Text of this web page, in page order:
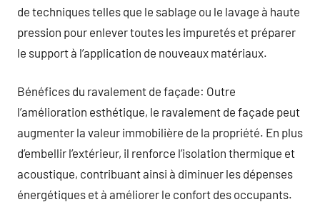
de techniques telles que le sablage ou le lavage à haute
pression pour enlever toutes les impuretés et préparer
le support à l’application de nouveaux matériaux.
Bénéfices du ravalement de façade: Outre
l’amélioration esthétique, le ravalement de façade peut
augmenter la valeur immobilière de la propriété. En plus
d’embellir l’extérieur, il renforce l’isolation thermique et
acoustique, contribuant ainsi à diminuer les dépenses
énergétiques et à améliorer le confort des occupants.